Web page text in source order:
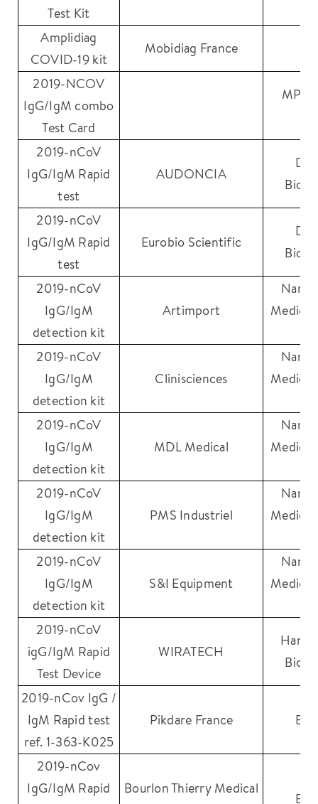
Test Kit
Amplidiag
COVID-19 kit
Mobidiag France
2019-NCOV
IgG/IgM combo
Test Card
MP
2019-nCoV
IgG/IgM Rapid
test
AUDONCIA
2019-nCoV
IgG/IgM Rapid
test
Eurobio Scientific
2019-nCoV
IgG/IgM
detection kit
Artimport
2019-nCoV
IgG/IgM
detection kit
Clinisciences
2019-nCoV
IgG/IgM
detection kit
MDL Medical
2019-nCoV
IgG/IgM
detection kit
PMS Industriel
2019-nCoV
IgG/IgM
detection kit
S&I Equipment
2019-nCoV
igG/IgM Rapid
Test Device
WIRATECH
2019-nCov IgG /
IgM Rapid test
ref. 1-363-K025
Pikdare France
2019-nCov
IgG/IgM Rapid
Bourlon Thierry Medical